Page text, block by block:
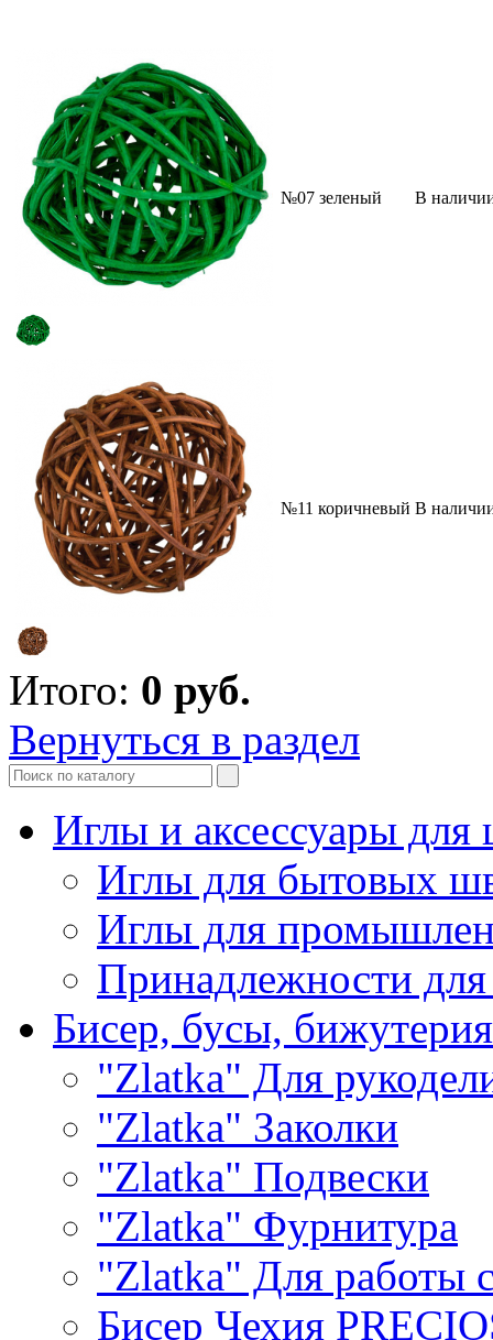
№07 зеленый В
№11 коричневый В
Итого: 0 руб.
Вернуться в раздел
Иглы и аксессуары
Иглы для бытовых
Иглы для
Принадлежности
Бисер, бусы, бижутерия
"Zlatka" Для
"Zlatka" Заколки
"Zlatka" Подвески
"Zlatka" Фурнитура
"Zlatka" Для работы
Бисер Чехия